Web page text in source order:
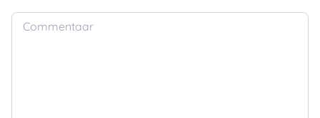
Commentaar